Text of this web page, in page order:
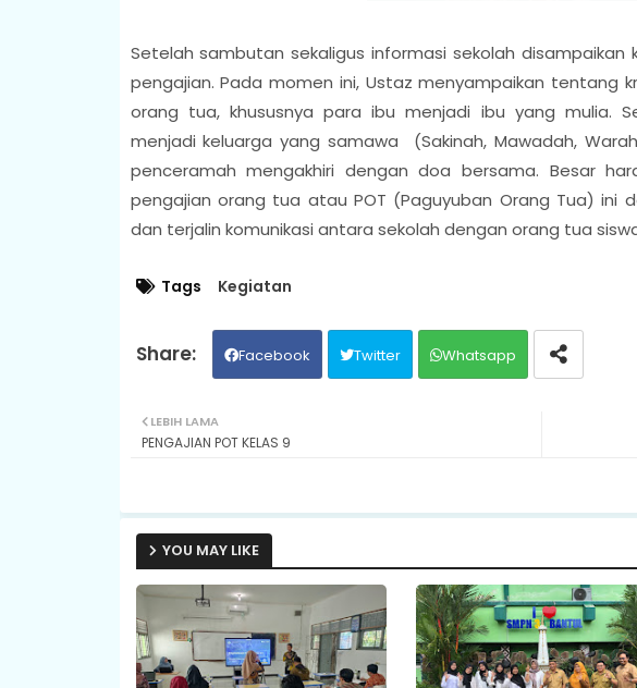
Setelah sambutan sekaligus informasi sekolah
pengajian. Pada momen ini, Ustaz menyampaikan tentang
orang tua, khususnya para ibu menjadi ibu yang mulia.
menjadi keluarga yang samawa (Sakinah, Mawadah,
penceramah mengakhiri dengan doa bersama. Besar
pengajian orang tua atau POT (Paguyuban Orang Tua) ini
dan terjalin komunikasi antara sekolah dengan orang tua
Tags Kegiatan
Facebook Twitter Whatsapp
LEBIH LAMA
PENGAJIAN POT KELAS 9
YOU MAY LIKE